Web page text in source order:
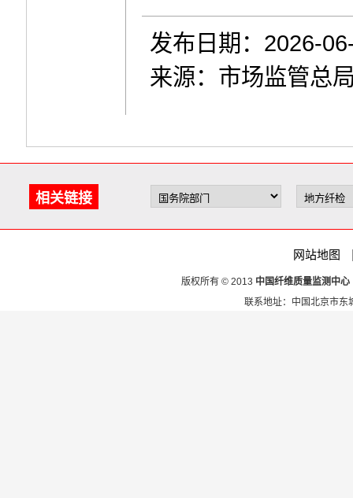
发布日期：2026-
来源：市场监管总
相关链接
网站地图
版权所有 © 2013 中国纤维质量监测中心
联系地址：中国北京市东